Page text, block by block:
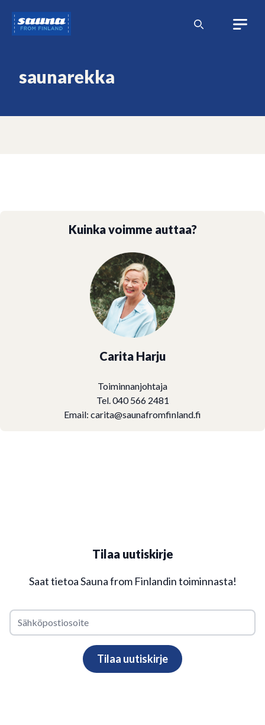
sisältöön
Sauna
from
saunarekka
Kuinka voimme auttaa?
Carita Harju
Toiminnanjohtaja
Tel. 040 566 2481
Email: carita@saunafromfinland.fi
Tilaa uutiskirje
Saat tietoa Sauna from Finlandin toiminnasta!